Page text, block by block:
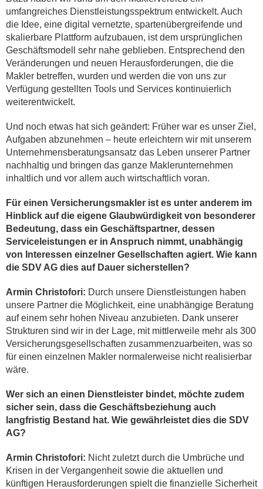
umfangreiches Dienstleistungsspektrum entwickelt. Auch
die Idee, eine digital vernetzte, spartenübergreifende und
skalierbare Plattform aufzubauen, ist dem ursprünglichen
Geschäftsmodell sehr nahe geblieben. Entsprechend den
Veränderungen und neuen Herausforderungen, die die
Makler betreffen, wurden und werden die von uns zur
Verfügung gestellten Tools und Services kontinuierlich
weiterentwickelt.
Und noch etwas hat sich geändert: Früher war es unser Ziel,
Aufgaben abzunehmen – heute erleichtern wir mit unserem
Unternehmensberatungsansatz das Leben unserer Partner
nachhaltig und bringen das ganze Maklerunternehmen
inhaltlich und vor allem auch wirtschaftlich voran.
Für einen Versicherungsmakler ist es unter anderem im
Hinblick auf die eigene Glaubwürdigkeit von besonderer
Bedeutung, dass ein Geschäftspartner, dessen
Serviceleistungen er in Anspruch nimmt, unabhängig
von Interessen einzelner Gesellschaften agiert. Wie kann
die SDV AG dies auf Dauer sicherstellen?
Armin Christofori: Durch unsere Dienstleistungen haben
unsere Partner die Möglichkeit, eine unabhängige Beratung
auf einem sehr hohen Niveau anzubieten. Dank unserer
Strukturen sind wir in der Lage, mit mittlerweile mehr als 300
Versicherungsgesellschaften zusammenzuarbeiten, was so
für einen einzelnen Makler normalerweise nicht realisierbar
wäre.
Wer sich an einen Dienstleister bindet, möchte zudem
sicher sein, dass die Geschäftsbeziehung auch
langfristig Bestand hat. Wie gewährleistet dies die SDV
AG?
Armin Christofori: Nicht zuletzt durch die Umbrüche und
Krisen in der Vergangenheit sowie die aktuellen und
künftigen Herausforderungen spielt die finanzielle Sicherheit